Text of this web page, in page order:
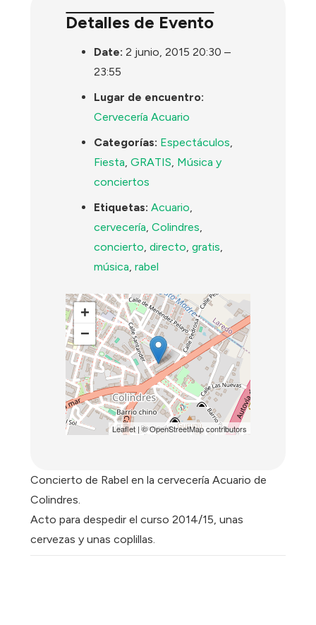
Detalles de Evento
Date: 2 junio, 2015 20:30 –
23:55
Lugar de encuentro:
Cervecería Acuario
Categorías: Espectáculos,
Fiesta,GRATIS, Música y
conciertos
Etiquetas: Acuario,
cervecería,Colindres,
concierto,directo,gratis,
música,rabel
+
−
Leaflet| ©OpenStreetMapcontributors
Concierto de Rabel en la cervecería Acuario de
Colindres.
Acto para despedir el curso 2014/15, unas
cervezas y unas coplillas.